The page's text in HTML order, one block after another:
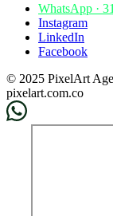
WhatsApp ·
Instagram
LinkedIn
Facebook
© 2025 PixelArt
pixelart.com.co